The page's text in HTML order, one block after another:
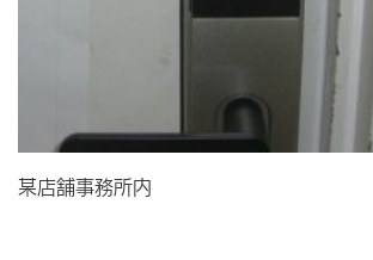
某店舗事務所内